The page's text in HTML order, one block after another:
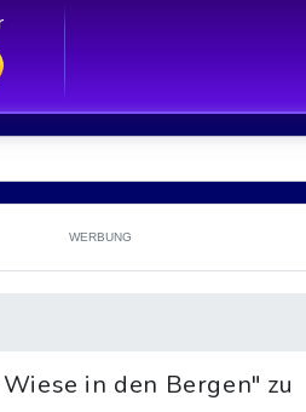
WERBUNG
in den Bergen" zu